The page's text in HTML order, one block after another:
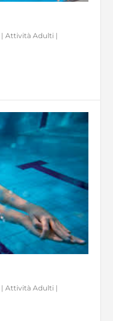
|Attività Adulti |
|Attività Adulti |